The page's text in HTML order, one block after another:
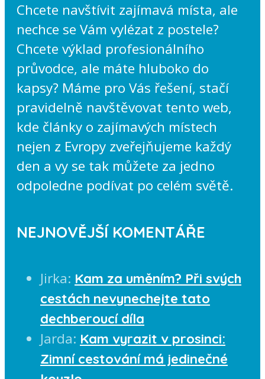
Chcete navštívit zajímavá místa, ale
nechce se Vám vylézat z postele?
Chcete výklad profesionálního
průvodce, ale máte hluboko do
kapsy? Máme pro Vás řešení, stačí
pravidelně navštěvovat tento web,
kde články o zajímavých místech
nejen z Evropy zveřejňujeme každý
den a vy se tak můžete za jedno
odpoledne podívat po celém světě.
NEJNOVĚJŠÍ KOMENTÁŘE
Jirka: Kam za uměním? Při svých
cestách nevynechejte tato
dechberoucí díla
Jarda: Kam vyrazit v prosinci:
Zimní cestování má jedinečné